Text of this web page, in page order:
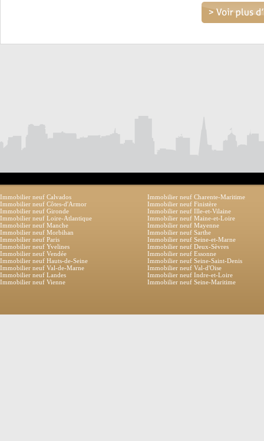
Immobilier neuf Calvados
Immobilier neuf Charente-Maritime
Immobilier neuf Côtes-d'Armor
Immobilier neuf Finistère
Immobilier neuf Gironde
Immobilier neuf Ille-et-Vilaine
Immobilier neuf Loire-Atlantique
Immobilier neuf Maine-et-Loire
Immobilier neuf Manche
Immobilier neuf Mayenne
Immobilier neuf Morbihan
Immobilier neuf Sarthe
Immobilier neuf Paris
Immobilier neuf Seine-et-Marne
Immobilier neuf Yvelines
Immobilier neuf Deux-Sèvres
Immobilier neuf Vendée
Immobilier neuf Essonne
Immobilier neuf Hauts-de-Seine
Immobilier neuf Seine-Saint-Denis
Immobilier neuf Val-de-Marne
Immobilier neuf Val-d'Oise
Immobilier neuf Landes
Immobilier neuf Indre-et-Loire
Immobilier neuf Vienne
Immobilier neuf Seine-Maritime